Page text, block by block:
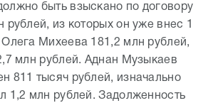
быть взыскано по договору
рублей, из которых он уже внес 1
Михеева 181,2 млн рублей,
млн рублей. Аднан Музыкаев
811 тысяч рублей, изначально
1,2 млн рублей. Задолженность